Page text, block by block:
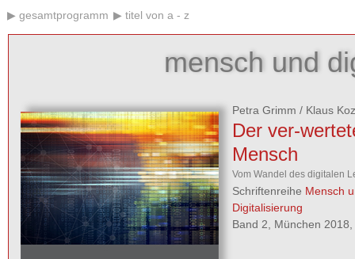
gesamtprogramm titel von a - z
mensch und
Petra Grimm / Klaus
Der ver-
Mensch
Vom Wandel des digitalen
Schriftenreihe Mensch
Digitalisierung
Band 2, München